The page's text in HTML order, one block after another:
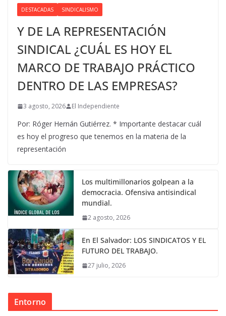
DESTACADAS SINDICALISMO
Y DE LA REPRESENTACIÓN
SINDICAL ¿CUÁL ES HOY EL
MARCO DE TRABAJO PRÁCTICO
DENTRO DE LAS EMPRESAS?
3 agosto, 2026 El Independiente
Por: Róger Hernán Gutiérrez. * Importante destacar cuál
es hoy el progreso que tenemos en la materia de la
representación
Los multimillonarios golpean a la
democracia. Ofensiva antisindical
mundial.
2 agosto, 2026
En El Salvador: LOS SINDICATOS Y EL
FUTURO DEL TRABAJO.
27 julio, 2026
Entorno